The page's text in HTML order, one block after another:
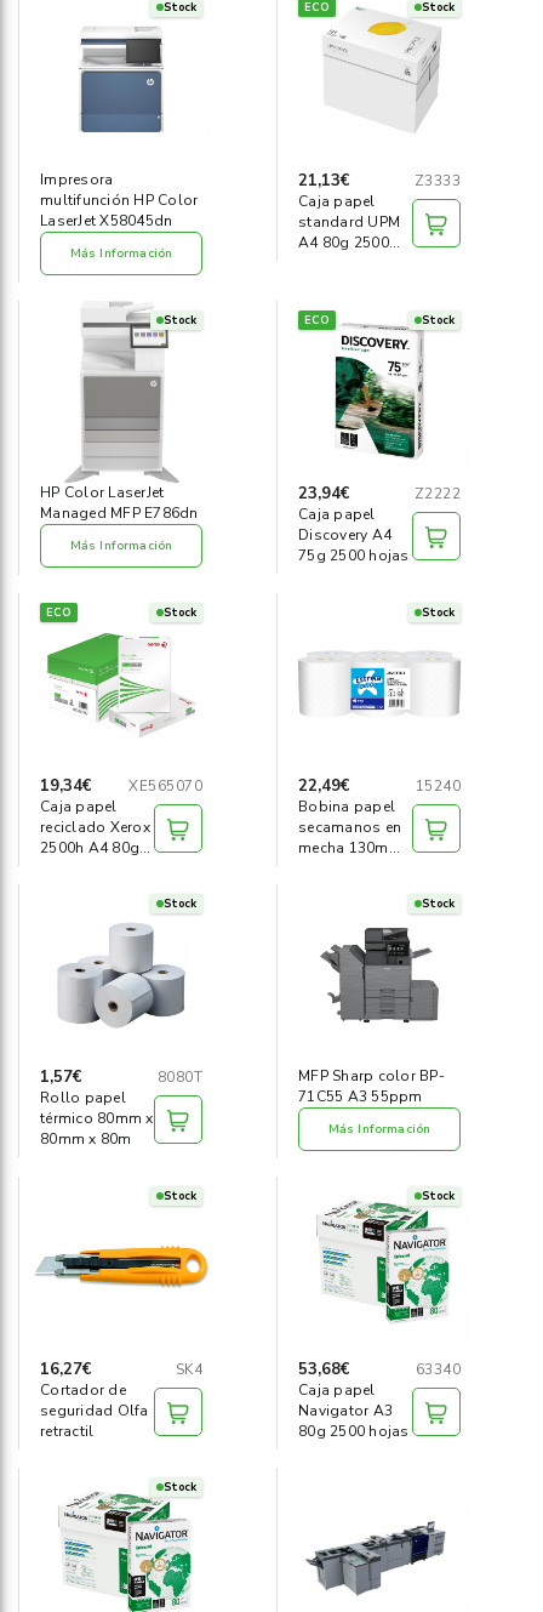
Stock
Impresora
multifunción HP Color
LaserJet X58045dn
Más Información
ECO Stock
21,13€
Z3333
Caja papel
standard UPM
A4 80g 2500
Stock
HP Color LaserJet
Managed MFP E786dn
Más Información
ECO Stock
23,94€
Z2222
Caja papel
Discovery A4
75g 2500 hojas
ECO Stock
19,34€
XE565070
Caja papel
reciclado Xerox
2500h A4 80g
Stock
22,49€
15240
Bobina papel
secamanos en
mecha 130m
Stock
1,57€
8080T
Rollo papel
térmico 80mm x
80mm x 80m
Stock
MFP Sharp color BP-
71C55 A3 55ppm
Más Información
Stock
16,27€
SK4
Cortador de
seguridad Olfa
retractil
Stock
53,68€
63340
Caja papel
Navigator A3
80g 2500 hojas
Stock